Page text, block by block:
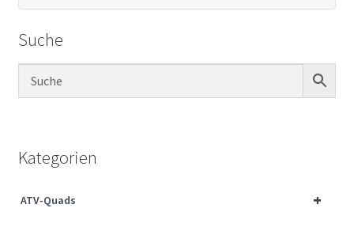
Kontakt
Sachs Ersatzteile
Über uns
Suche
Kategorien
+
ATV-Quads